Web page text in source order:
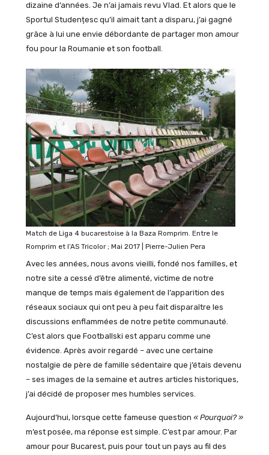
dizaine d’années. Je n’ai jamais revu Vlad. Et alors que le
Sportul Studențesc qu’il aimait tant a disparu, j’ai gagné
grâce à lui une envie débordante de partager mon amour
fou pour la Roumanie et son football.
Match de Liga 4 bucarestoise à la Baza Romprim. Entre le
Romprim et l’AS Tricolor ; Mai 2017 | Pierre-Julien Pera
Avec les années, nous avons vieilli, fondé nos familles, et
notre site a cessé d’être alimenté, victime de notre
manque de temps mais également de l’apparition des
réseaux sociaux qui ont peu à peu fait disparaître les
discussions enflammées de notre petite communauté.
C’est alors que Footballski est apparu comme une
évidence. Après avoir regardé – avec une certaine
nostalgie de père de famille sédentaire que j’étais devenu
– ses images de la semaine et autres articles historiques,
j’ai décidé de proposer mes humbles services.
Aujourd’hui, lorsque cette fameuse question « Pourquoi? »
m’est posée, ma réponse est simple. C’est par amour. Par
amour pour Bucarest, puis pour tout un pays au fil des